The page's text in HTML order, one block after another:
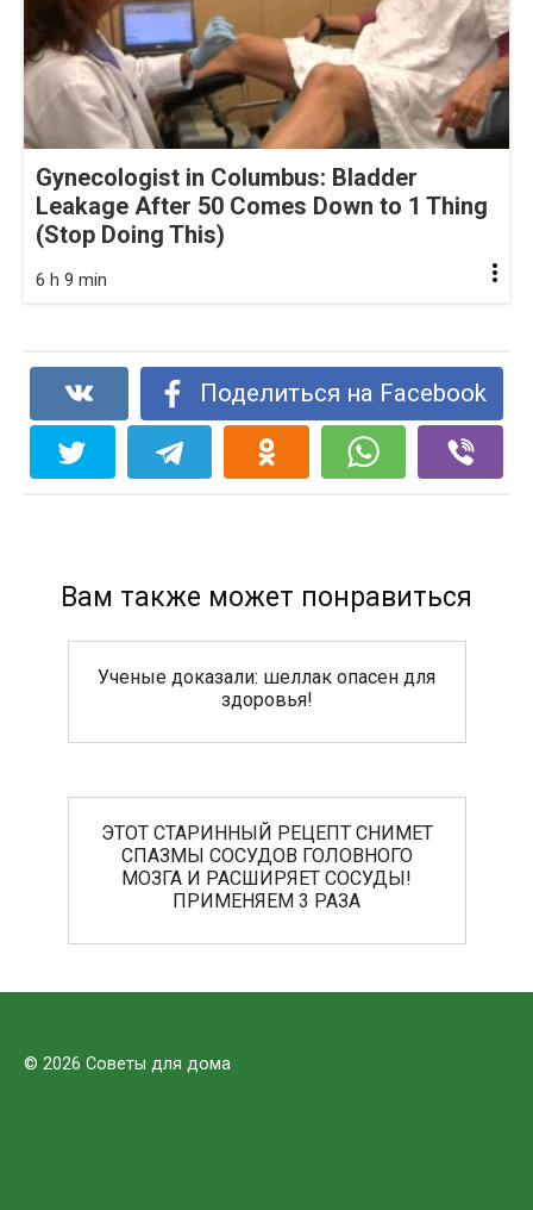
Gynecologist in Columbus: Bladder
Leakage After 50 Comes Down to 1 Thing
(Stop Doing This)
6 h 9 min
Поделиться на Facebook
Вам также может понравиться
Ученые доказали: шеллак опасен для
здоровья!
ЭТОТ СТАРИННЫЙ РЕЦЕПТ СНИМЕТ
СПАЗМЫ СОСУДОВ ГОЛОВНОГО
МОЗГА И РАСШИРЯЕТ СОСУДЫ!
ПРИМЕНЯЕМ 3 РАЗА
© 2026 Советы для дома